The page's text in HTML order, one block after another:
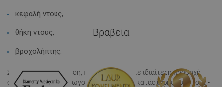
κεφαλή ντους,
θήκη ντους,
βροχολήπτης.
Σε αυτή την περίπτωση, πρέπει να δώσετε ιδιαίτερη προσοχή
στον τύπο του αεραγωγού ή τον τρόπο εγκατάστασης του ντους -
Βραβεία